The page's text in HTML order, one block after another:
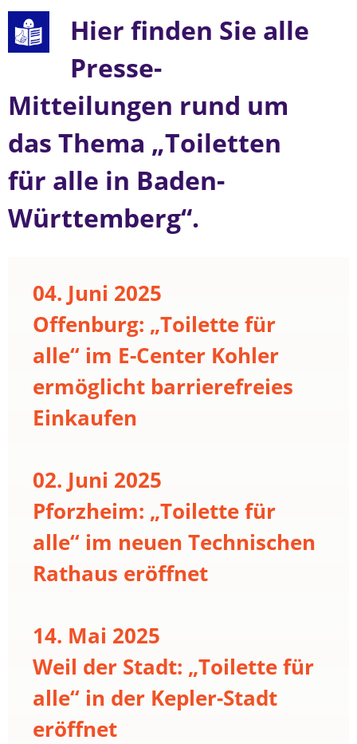
Hier finden Sie alle
Presse-
Mitteilungen rund um
das Thema „Toiletten
für alle in Baden-
Württemberg“.
04. Juni 2025
Offenburg: „Toilette für
alle“ im E-Center Kohler
ermöglicht barrierefreies
Einkaufen
02. Juni 2025
Pforzheim: „Toilette für
alle“ im neuen Technischen
Rathaus eröffnet
14. Mai 2025
Weil der Stadt: „Toilette für
alle“ in der Kepler-Stadt
eröffnet